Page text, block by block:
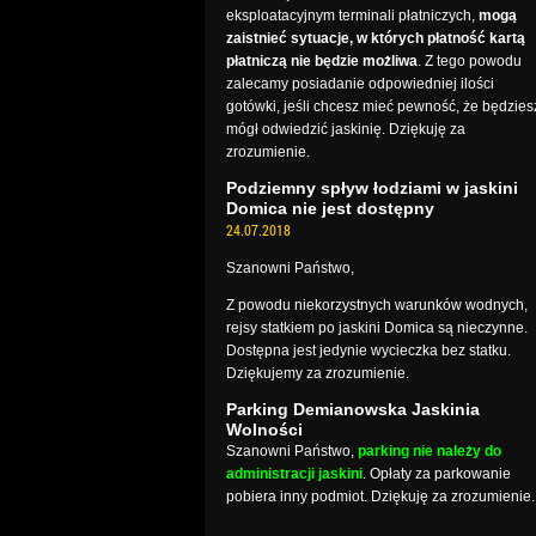
eksploatacyjnym terminali płatniczych, mogą
zaistnieć sytuacje, w których płatność kartą
płatniczą nie będzie możliwa. Z tego powodu
zalecamy posiadanie odpowiedniej ilości
gotówki, jeśli chcesz mieć pewność, że
mógł odwiedzić jaskinię. Dziękuję za
zrozumienie.
Podziemny spływ łodziami w jaskini
Domica nie jest dostępny
24.07.2018
Szanowni Państwo,
Z powodu niekorzystnych warunków wodnych,
rejsy statkiem po jaskini Domica są nieczynne.
Dostępna jest jedynie wycieczka bez statku.
Dziękujemy za zrozumienie.
Parking Demianowska Jaskinia
Wolności
Szanowni Państwo, parking nie należy do
administracji jaskini. Opłaty za parkowanie
pobiera inny podmiot. Dziękuję za zrozumienie.